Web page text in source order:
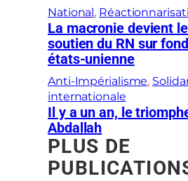
National ,
La macronie devient
soutien du RN sur
états-unienne
Anti-Impérialisme,
internationale
Il y a un an, le
Abdallah
PLUS DE